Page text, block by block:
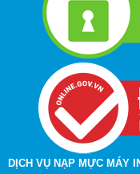
DỊCH VỤ NẠP MỰC MÁY